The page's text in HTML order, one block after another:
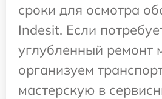
сроки для осмотра
Indesit. Если
углубленный ремонт
организуем
мастерскую в